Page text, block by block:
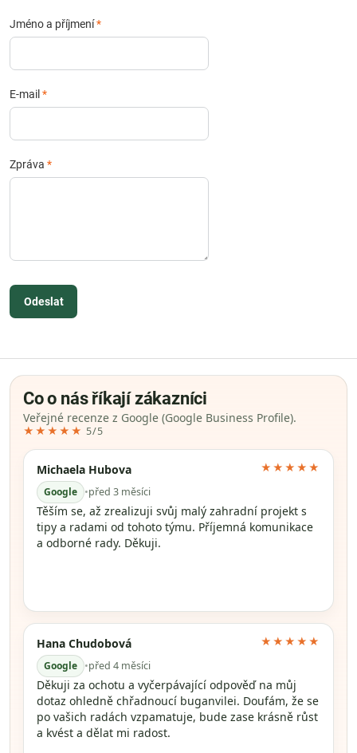
Jméno a příjmení*
E-mail *
Zpráva *
Odeslat
Co o nás říkají zákazníci
Veřejné recenze z Google (Google Business Profile).
★★★★★ 5/5
Michaela Hubova
Google •před 3 měsíci
★★★★★
Těším se, až zrealizuji svůj malý zahradní projekt s
tipy a radami od tohoto týmu. Příjemná komunikace
a odborné rady. Děkuji.
Hana Chudobová
Google •před 4 měsíci
★★★★★
Děkuji za ochotu a vyčerpávající odpověď na můj
dotaz ohledně chřadnoucí buganvilei. Doufám, že se
po vašich radách vzpamatuje, bude zase krásně růst
a kvést a dělat mi radost.